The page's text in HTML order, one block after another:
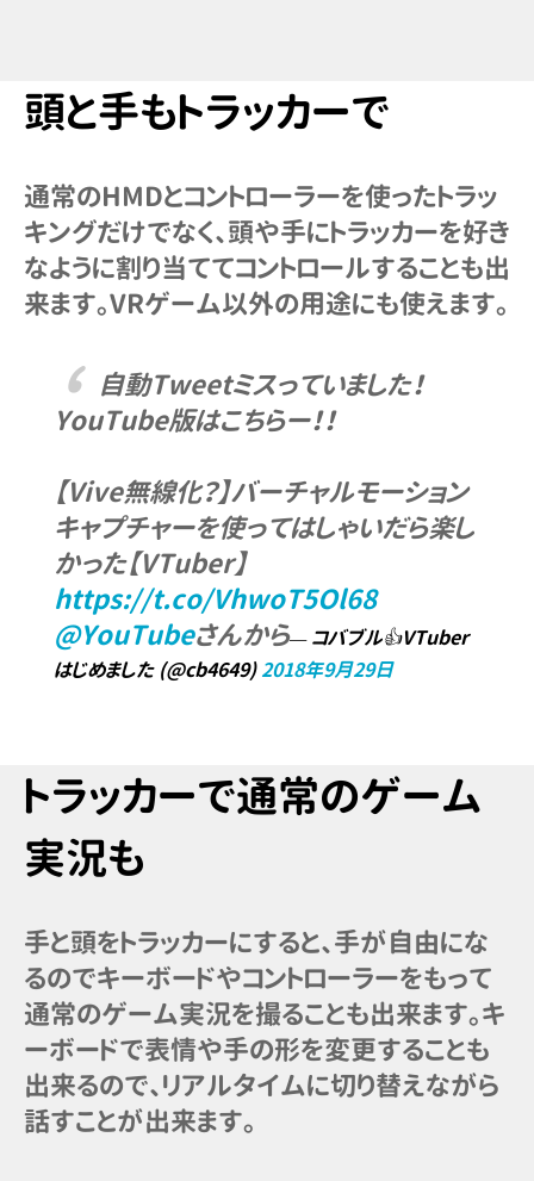
頭と手もトラッカーで
通常のHMDとコントローラーを使ったトラッ
キングだけでなく、頭や手にトラッカーを好き
なように割り当ててコントロールすることも出
来ます。VRゲーム以外の用途にも使えます。
自動Tweetミスっていました！
YouTube版はこちらー！！
【Vive無線化？】バーチャルモーション
キャプチャーを使ってはしゃいだら楽し
かった【VTuber】
https://t.co/VhwoT5Ol68
@YouTubeさんから— コバブル👍VTuber
はじめました (@cb4649)2018年9月29日
トラッカーで通常のゲーム
実況も
手と頭をトラッカーにすると、手が自由にな
るのでキーボードやコントローラーをもって
通常のゲーム実況を撮ることも出来ます。キ
ーボードで表情や手の形を変更することも
出来るので、リアルタイムに切り替えながら
話すことが出来ます。